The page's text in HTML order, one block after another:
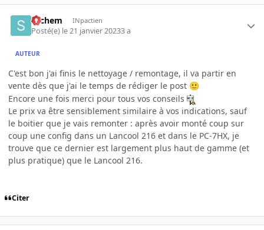
sachem INpactien
Posté(e) le 21 janvier 20233 a
AUTEUR
C'est bon j'ai finis le nettoyage / remontage, il va partir en
vente dès que j'ai le temps de rédiger le post 🙂
Encore une fois merci pour tous vos conseils
Le prix va être sensiblement similaire à vos indications, sauf
le boitier que je vais remonter : après avoir monté coup sur
coup une config dans un Lancool 216 et dans le PC-7HX, je
trouve que ce dernier est largement plus haut de gamme (et
plus pratique) que le Lancool 216.
Citer